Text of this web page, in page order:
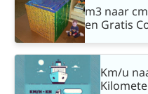
m3 naar
en Gratis
Km/u